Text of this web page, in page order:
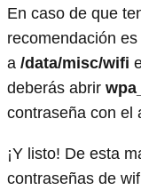
En caso de que
recomendación
a /data/misc/wifi
deberás abrir
contraseña con el
¡Y listo! De esta
contraseñas de